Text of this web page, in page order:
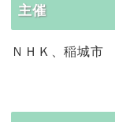
主催
ＮＨＫ、稲城市